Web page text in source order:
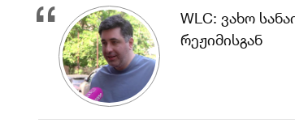
WLC: ვახო
რეჟიმისგან